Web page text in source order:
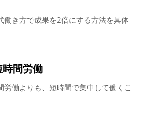
働き方で成果を2倍にする方法を具体
間労働
労働よりも、短時間で集中して働くこ